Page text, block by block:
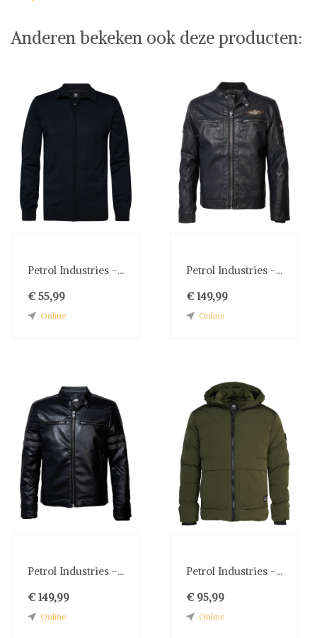
Anderen bekeken ook deze producten:
Petrol Industries -...
€ 55,99
Online
Petrol Industries -...
€ 149,99
Online
Petrol Industries -...
€ 149,99
Online
Petrol Industries -...
€ 95,99
Online